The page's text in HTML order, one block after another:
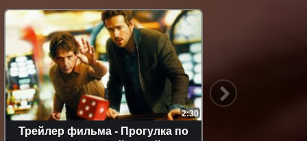
2:30
Трейлер фильма - Прогулка по